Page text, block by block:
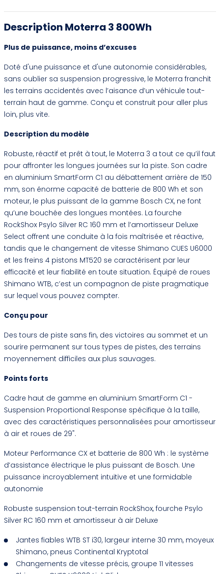
Description Moterra 3 800Wh
Plus de puissance, moins d’excuses
Doté d'une puissance et d'une autonomie considérables,
sans oublier sa suspension progressive, le Moterra franchit
les terrains accidentés avec l’aisance d’un véhicule tout-
terrain haut de gamme. Conçu et construit pour aller plus
loin, plus vite.
Description du modèle
Robuste, réactif et prêt à tout, le Moterra 3 a tout ce qu’il faut
pour affronter les longues journées sur la piste. Son cadre
en aluminium SmartForm C1 au débattement arrière de 150
mm, son énorme capacité de batterie de 800 Wh et son
moteur, le plus puissant de la gamme Bosch CX, ne font
qu’une bouchée des longues montées. La fourche
RockShox Psylo Silver RC 160 mm et l’amortisseur Deluxe
Select offrent une conduite à la fois maîtrisée et réactive,
tandis que le changement de vitesse Shimano CUES U6000
et les freins 4 pistons MT520 se caractérisent par leur
efficacité et leur fiabilité en toute situation. Équipé de roues
Shimano WTB, c’est un compagnon de piste pragmatique
sur lequel vous pouvez compter.
Conçu pour
Des tours de piste sans fin, des victoires au sommet et un
sourire permanent sur tous types de pistes, des terrains
moyennement difficiles aux plus sauvages.
Points forts
Cadre haut de gamme en aluminium SmartForm C1 -
Suspension Proportional Response spécifique à la taille,
avec des caractéristiques personnalisées pour amortisseur
à air et roues de 29".
Moteur Performance CX et batterie de 800 Wh : le système
d’assistance électrique le plus puissant de Bosch. Une
puissance incroyablement intuitive et une formidable
autonomie
Robuste suspension tout-terrain RockShox, fourche Psylo
Silver RC 160 mm et amortisseur à air Deluxe
Jantes fiables WTB ST i30, largeur interne 30 mm, moyeux
Shimano, pneus Continental Kryptotal
Changements de vitesse précis, groupe 11 vitesses